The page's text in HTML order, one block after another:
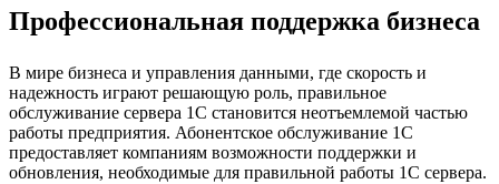
Профессиональная поддержка бизнеса
В мире бизнеса и управления данными, где скорость и
надежность играют решающую роль, правильное
обслуживание сервера 1С становится неотъемлемой частью
работы предприятия. Абонентское обслуживание 1С
предоставляет компаниям возможности поддержки и
обновления, необходимые для правильной работы 1С сервера.